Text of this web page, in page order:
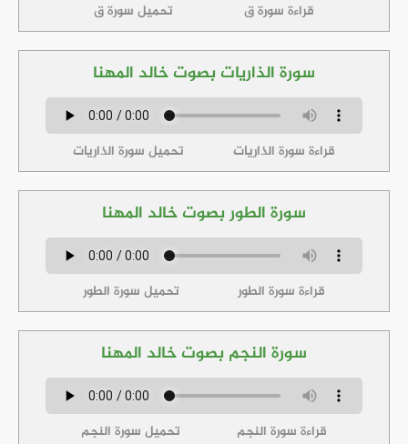
قراءة سورة ق تحميل سورة ق
سورة الذاريات بصوت خالد المهنا
قراءة سورة الذاريات تحميل سورة الذاريات
سورة الطور بصوت خالد المهنا
قراءة سورة الطور تحميل سورة الطور
سورة النجم بصوت خالد المهنا
قراءة سورة النجم تحميل سورة النجم